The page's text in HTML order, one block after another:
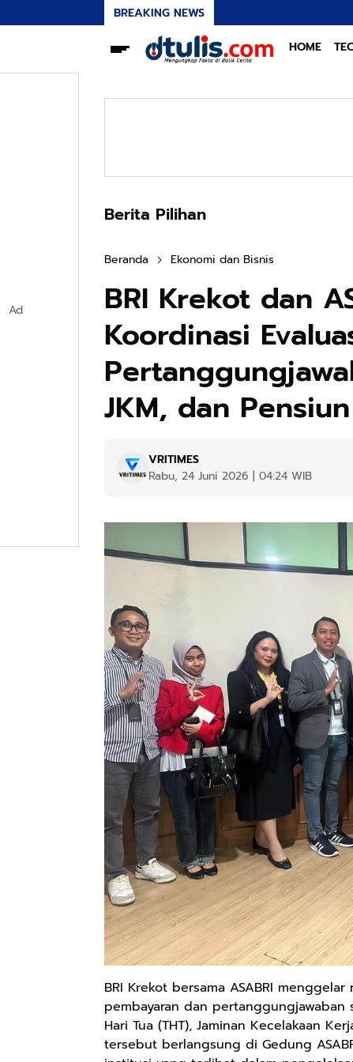
BREAKING NEWS
HOME
Berita Pilihan
Beranda Ekonomi dan Bisnis
BRI Krekot dan
Koordinasi
JKM, dan Pensiun
VRITIMES
Rabu, 24 Juni 2026 | 04:24 WIB
BRI Krekot bersama ASABRI
pembayaran dan pertanggungjawaban
Hari Tua (THT), Jaminan Kecelakaan
tersebut berlangsung di Gedung
Ad